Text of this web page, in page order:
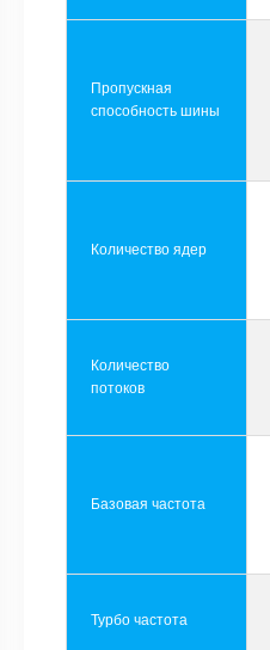
Пропускная
способность шины
Количество ядер
Количество
потоков
Базовая частота
Турбо частота